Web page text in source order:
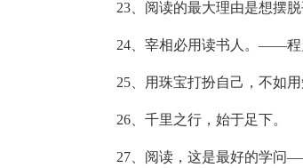
23、阅读的最大理由是想摆
24、宰相必用读书人。——程
25、用珠宝打扮自己，不如
26、千里之行，始于足下。
27、阅读，这是最好的学问